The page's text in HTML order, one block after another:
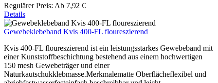
Regulärer Preis: Ab 7,92 €
Details
Gewebeklebeband Kvis 400-FL floureszierend
Kvis 400-FL floureszierend ist ein leistungsstarkes Gewebeband mit
einer Kunststoffbeschichtung bestehend aus einem hochwertigen
150 mesh Gewebeträger und einer
Naturkautschukklebmasse.Merkmalematte Oberflächeflexibel und